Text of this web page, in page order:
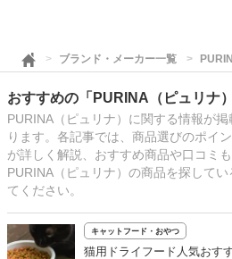
ブランド・メーカー一覧
おすすめの「PURINA（ピュリナ
PURINA（ピュリナ）に関する情報が
ります。各記事では、商品選びのポイ
が詳しく解説、おすすめ商品や口コミも
PURINA（ピュリナ）の商品を探して
てください。
キャットフード・おやつ
猫用ドライフード人気おす